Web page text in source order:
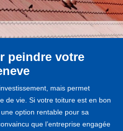
peindre votre
mais permet
de vie. Si votre toiture est en bon
option rentable pour sa
que l’entreprise engagée